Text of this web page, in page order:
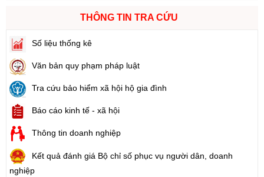
THÔNG TIN TRA CỨU
Số liệu thống kê
Văn bản quy phạm pháp luật
Tra cứu bảo hiểm xã hội hộ gia đình
Báo cáo kinh tế - xã hội
Thông tin doanh nghiệp
Kết quả đánh giá Bộ chỉ số phục vụ người dân, doanh
nghiệp